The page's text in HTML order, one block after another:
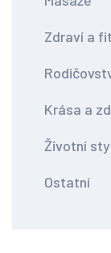
Zdraví a
Krása a
Životní
Ostatní